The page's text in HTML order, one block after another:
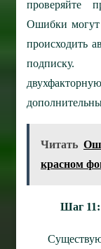
проверяйте
Ошибки могут
происходить
подписку.
Читать
красном
Шаг 11: